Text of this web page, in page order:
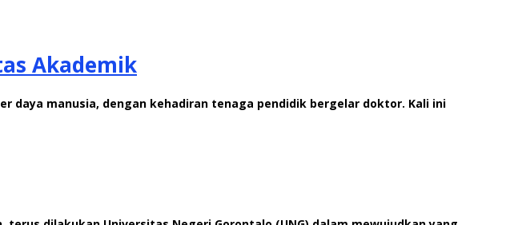
Akademik
daya manusia, dengan kehadiran tenaga pendidik bergelar doktor. Kali ini